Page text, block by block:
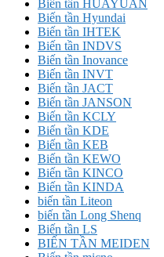
Biến tần HUAYUAN
Biến tần Hyundai
Biến tần IHTEK
Biến tần INDVS
Biến tần Inovance
Biến tần INVT
Biến tần JACT
Biến tần JANSON
Biến tần KCLY
Biến tần KDE
Biến tần KEB
Biến tần KEWO
Biến tần KINCO
Biến tần KINDA
biến tần Liteon
biến tần Long Shenq
Biến tần LS
BIẾN TẦN MEIDEN